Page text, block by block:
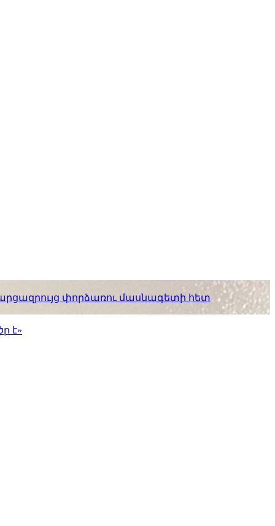
փորձառու մասնագետի հետ
է»